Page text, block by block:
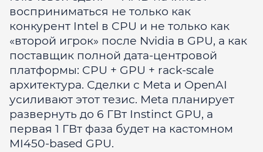
восприниматься не только как
конкурент Intel в CPU и не только как
«второй игрок» после Nvidia в GPU, а как
поставщик полной дата-центровой
платформы: CPU + GPU + rack-scale
архитектура. Сделки с Meta и OpenAI
усиливают этот тезис. Meta планирует
развернуть до 6 ГВт Instinct GPU, а
первая 1 ГВт фаза будет на кастомном
MI450-based GPU.